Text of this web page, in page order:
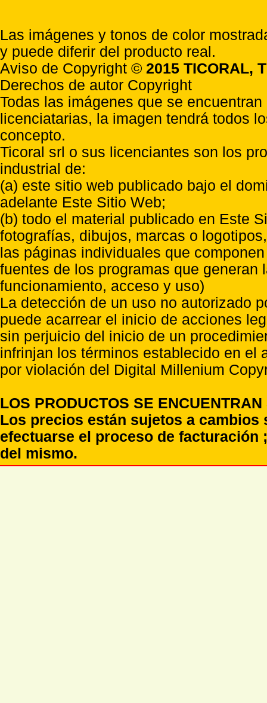
Las imágenes y tonos de color
y puede diferir del producto real.
Aviso de Copyright © 2015 TICORAL,
Derechos de autor Copyright
Todas las imágenes que se
licenciatarias, la imagen tendrá todos
concepto.
Ticoral srl o sus licenciantes son los
industrial de:
(a) este sitio web publicado bajo el
adelante Este Sitio Web;
(b) todo el material publicado en Este
fotografías, dibujos, marcas o
las páginas individuales que
fuentes de los programas que
funcionamiento, acceso y uso)
La detección de un uso no autorizado
puede acarrear el inicio de acciones
sin perjuicio del inicio de un
infrinjan los términos establecido en el
por violación del Digital Millenium
LOS PRODUCTOS SE
Los precios están sujetos a
efectuarse el proceso de
del mismo.